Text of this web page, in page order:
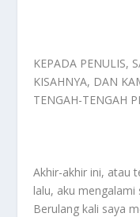
KEPADA PENULIS,
KISAHNYA, DAN
TENGAH-TENGAH
Akhir-akhir ini, atau
lalu, aku mengalami
Berulang kali saya